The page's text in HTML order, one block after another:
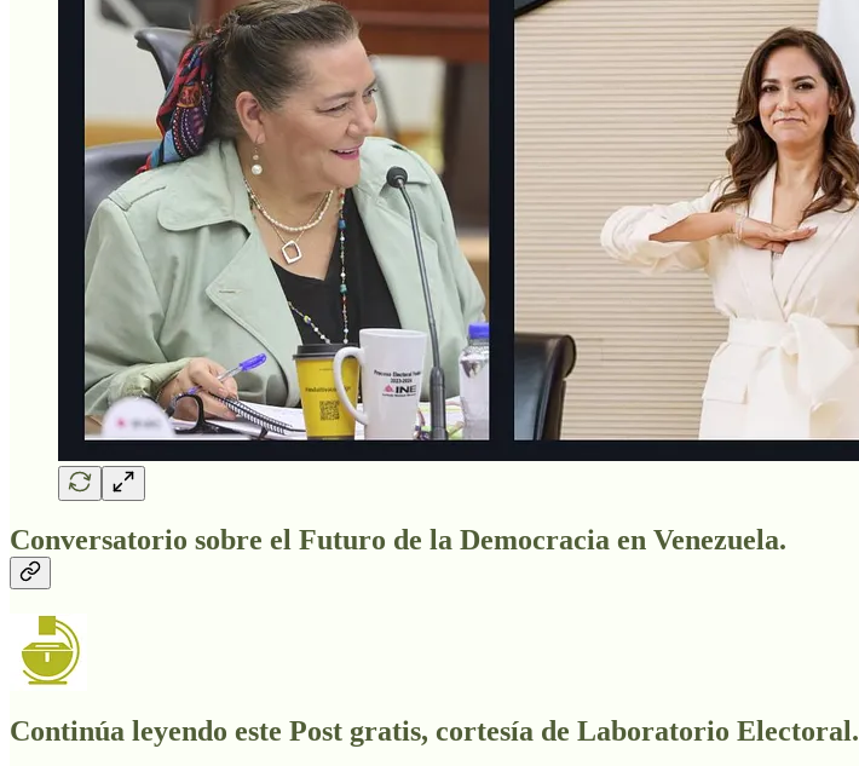
Conversatorio sobre el Futuro de la Democracia en Venezuela.
Continúa leyendo este Post gratis, cortesía de Laboratorio Electoral.